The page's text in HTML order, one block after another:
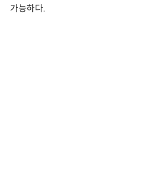
가능하다.